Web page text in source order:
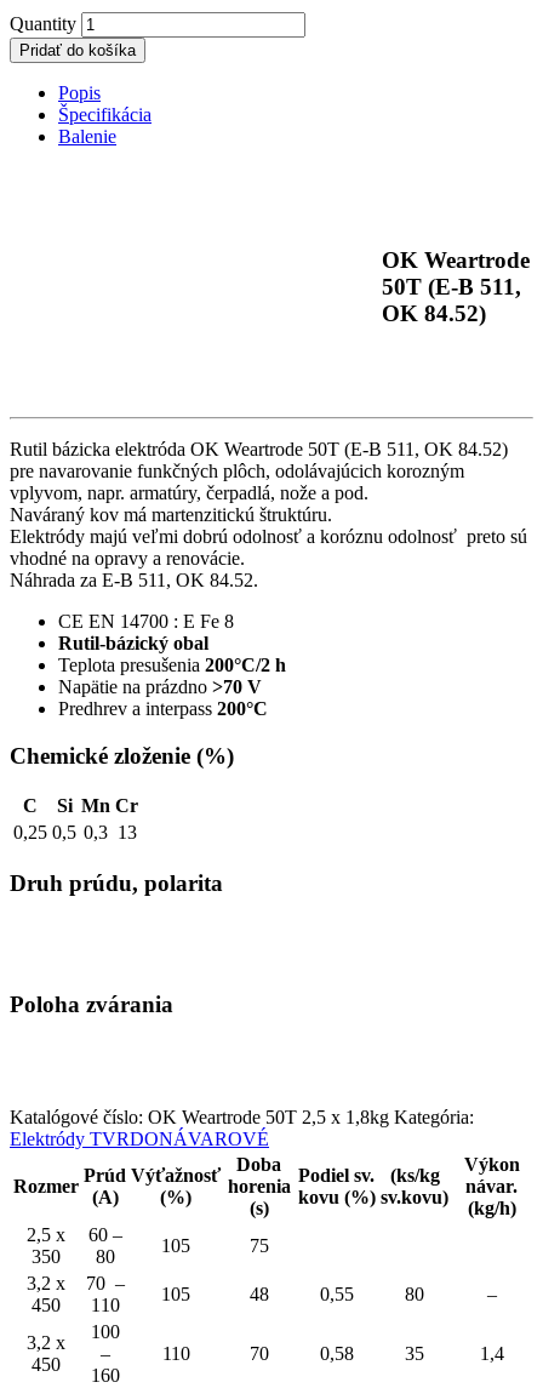
Quantity
Pridať do košíka
Popis
Špecifikácia
Balenie
OK Weartrode
50T (E-B 511,
OK 84.52)
Rutil bázicka elektróda OK Weartrode 50T (E-B 511, OK 84.52)
pre navarovanie funkčných plôch, odolávajúcich korozným
vplyvom, napr. armatúry, čerpadlá, nože a pod.
Naváraný kov má martenzitickú štruktúru.
Elektródy majú veľmi dobrú odolnosť a koróznu odolnosť preto sú
vhodné na opravy a renovácie.
Náhrada za E-B 511, OK 84.52.
CE EN 14700 : E Fe 8
Rutil-bázický obal
Teplota presušenia 200°C/2 h
Napätie na prázdno >70 V
Predhrev a interpass 200°C
Chemické zloženie (%)
C Si Mn Cr
0,25 0,5 0,3 13
Druh prúdu, polarita
Poloha zvárania
Katalógové číslo: OK Weartrode 50T 2,5 x 1,8kg Kategória:
Elektródy TVRDONÁVAROVÉ
Rozmer
Prúd
(A)
Výťažnosť
(%)
Doba
horenia
(s)
Podiel sv.
kovu (%)
(ks/kg
sv.kovu)
Výkon
návar.
(kg/h)
2,5 x
350
60 –
80
105
75
3,2 x
450
70 –
110
105 48 0,55 80 –
3,2 x
450
100
–
160
110 70 0,58 35 1,4